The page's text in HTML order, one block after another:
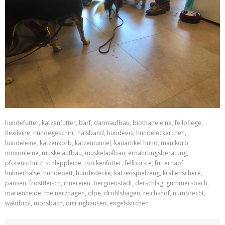
hundefutter, katzenfutter, barf, darmaufbau, biothaneleine, fellpflege,
flexileine, hundegeschirr, halsband, hundeeis, hundeleckerchen,
hundeleine, katzenkorb, katzentunnel, kauartikel hund, maulkorb,
moxonleine, muskelaufbau, muskelaufbau, ernährungsberatung,
pfotenschutz, schleppleine, trockenfutter, fellbürste, futternapf,
hühnerhälse, hundebett, hundedecke, katzenspielzeug, krallenschere,
pansen, frostfleisch, innereien, bergneustadt, derschlag, gummersbach,
marienheide, meinerzhagen, olpe, drohlshagen, reichshof, nümbrecht,
waldbröl, morsbach, dieringhausen, engelskirchen